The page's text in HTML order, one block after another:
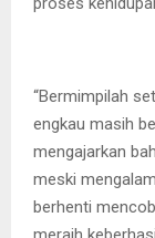
“Bermimpilah
engkau masih
mengajarkan
meski
berhenti